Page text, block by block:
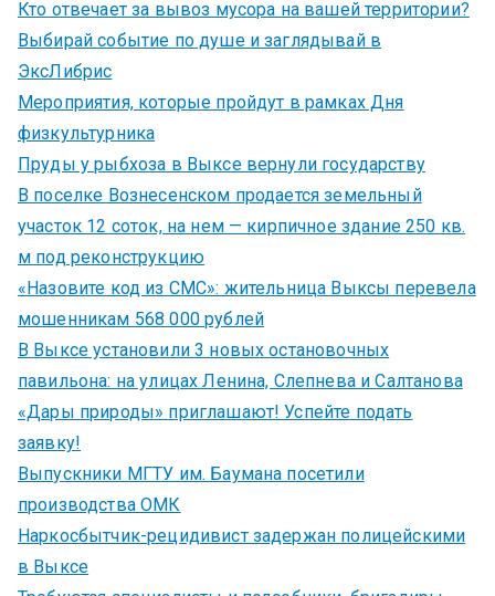
Кто отвечает за вывоз мусора на вашей территории?
Выбирай событие по душе и заглядывай в
ЭксЛибрис
Мероприятия, которые пройдут в рамках Дня
физкультурника
Пруды у рыбхоза в Выксе вернули государству
В поселке Вознесенском продается земельный
участок 12 соток, на нем — кирпичное здание 250 кв.
м под реконструкцию
«Назовите код из СМС»: жительница Выксы перевела
мошенникам 568 000 рублей
В Выксе установили 3 новых остановочных
павильона: на улицах Ленина, Слепнева и Салтанова
«Дары природы» приглашают! Успейте подать
заявку!
Выпускники МГТУ им. Баумана посетили
производства ОМК
Наркосбытчик-рецидивист задержан полицейскими
в Выксе